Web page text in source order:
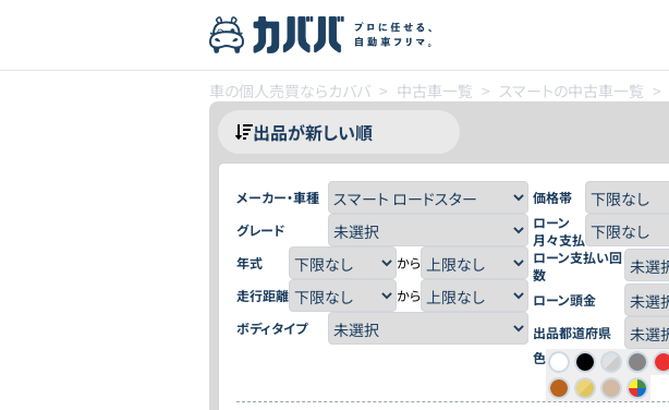
車の個人売買ならカババ > 中古車一覧 > スマートの中古車一覧 >
メーカー・車種
グレード
年式
から
走行距離
から
ボディタイプ
価格帯
ローン
月々支払
ローン支払い回
数
ローン頭金
出品都道府県
色